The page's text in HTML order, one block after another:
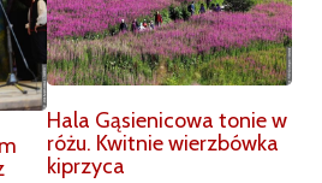
Hala Gąsienicowa tonie w
różu. Kwitnie wierzbówka
kiprzyca